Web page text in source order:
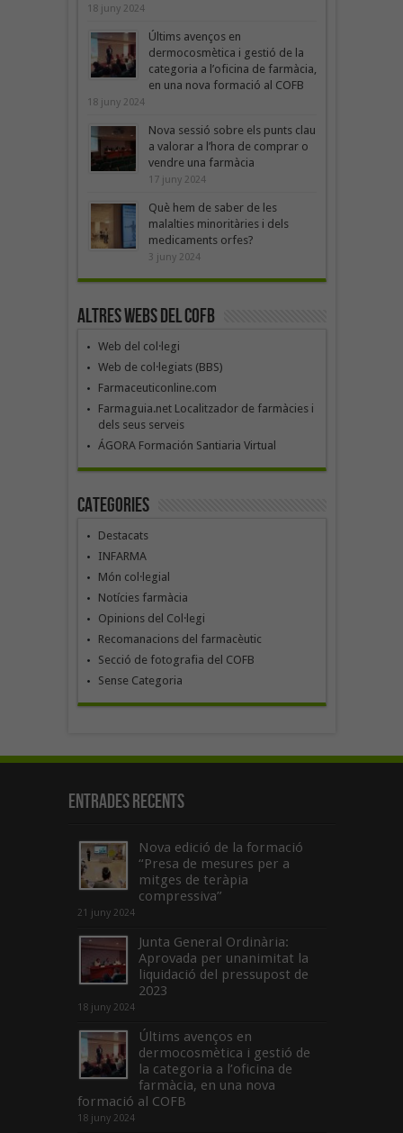
18 juny 2024
Últims avenços en
dermocosmètica i gestió de la
categoria a l’oficina de farmàcia,
en una nova formació al COFB
18 juny 2024
Nova sessió sobre els punts clau
a valorar a l’hora de comprar o
vendre una farmàcia
17 juny 2024
Què hem de saber de les
malalties minoritàries i dels
medicaments orfes?
3 juny 2024
Altres webs del COFB
Web del col·legi
Web de col·legiats (BBS)
Farmaceuticonline.com
Farmaguia.net Localitzador de farmàcies i
dels seus serveis
ÁGORA Formación Santiaria Virtual
Categories
Destacats
INFARMA
Món col·legial
Notícies farmàcia
Opinions del Col·legi
Recomanacions del farmacèutic
Secció de fotografia del COFB
Sense Categoria
Entrades recents
Nova edició de la formació
“Presa de mesures per a
mitges de teràpia
compressiva”
21 juny 2024
Junta General Ordinària:
Aprovada per unanimitat la
liquidació del pressupost de
2023
18 juny 2024
Últims avenços en
dermocosmètica i gestió de
la categoria a l’oficina de
farmàcia, en una nova
formació al COFB
18 juny 2024